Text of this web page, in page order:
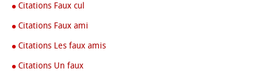
Citations Faux cul
Citations Faux ami
Citations Les faux amis
Citations Un faux